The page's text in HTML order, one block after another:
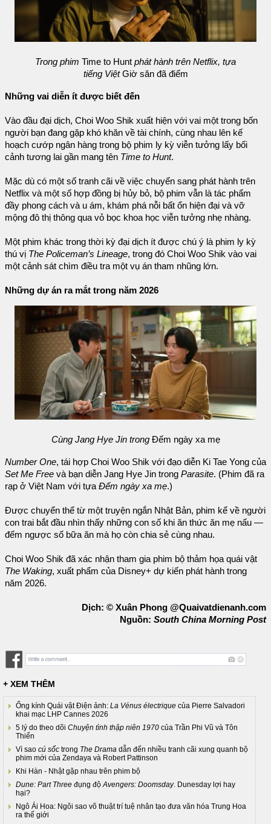
Trong phim Time to Hunt phát hành trên Netflix, tựa
tiếng ViệtGiờ săn đã điểm
Những vai diễn ít được biết đến
Vào đầu đại dịch, Choi Woo Shik xuất hiện với vai một trong bốn
người bạn đang gặp khó khăn về tài chính, cùng nhau lên kế
hoạch cướp ngân hàng trong bộ phim ly kỳ viễn tưởng lấy bối
cảnh tương lai gần mang tên Time to Hunt.
Mặc dù có một số tranh cãi về việc chuyển sang phát hành trên
Netflix và một số hợp đồng bị hủy bỏ, bộ phim vẫn là tác phẩm
đầy phong cách và u ám, khám phá nỗi bất ổn hiện đại và vỡ
mộng đô thị thông qua vỏ bọc khoa học viễn tưởng nhẹ nhàng.
Một phim khác trong thời kỳ đại dịch ít được chú ý là phim ly kỳ
thú vị The Policeman’s Lineage, trong đó Choi Woo Shik vào vai
một cảnh sát chìm điều tra một vụ án tham nhũng lớn.
Những dự án ra mắt trong năm 2026
Cùng Jang Hye Jin trongĐếm ngày xa mẹ
Number One, tái hợp Choi Woo Shik với đạo diễn Ki Tae Yong của
Set Me Free và bạn diễn Jang Hye Jin trong Parasite. (Phim đã ra
rạp ở Việt Nam với tựa Đếm ngày xa mẹ.)
Được chuyển thể từ một truyện ngắn Nhật Bản, phim kể về người
con trai bắt đầu nhìn thấy những con số khi ăn thức ăn mẹ nấu —
đếm ngược số bữa ăn mà họ còn chia sẻ cùng nhau.
Choi Woo Shik đã xác nhận tham gia phim bộ thảm họa quái vật
The Waking, xuất phẩm của Disney+ dự kiến phát hành trong
năm 2026.
Dịch: © Xuân Phong @Quaivatdienanh.com
Nguồn: South China Morning Post
+ XEM THÊM
Ống kính Quái vật Điện ảnh: La Vénus électrique của Pierre Salvadori
khai mạc LHP Cannes 2026
5 lý do theo dõi Chuyện tình thập niên 1970 của Trần Phi Vũ và Tôn
Thiến
Vì sao cú sốc trong The Drama dẫn đến nhiều tranh cãi xung quanh bộ
phim mới của Zendaya và Robert Pattinson
Khi Hàn - Nhật gặp nhau trên phim bộ
Dune: Part Three đụng độ Avengers: Doomsday. Dunesday lợi hay
hại?
Ngô Ái Hoa: Ngôi sao võ thuật trí tuệ nhân tạo đưa văn hóa Trung Hoa
ra thế giới